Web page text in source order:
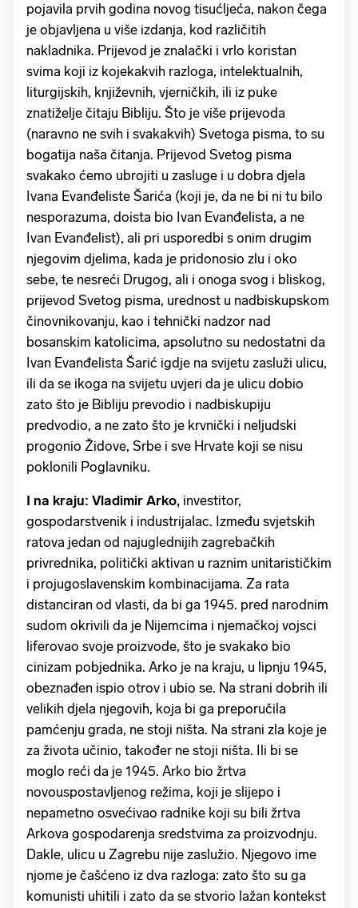
pojavila prvih godina novog tisućljeća, nakon čega
je objavljena u više izdanja, kod različitih
nakladnika. Prijevod je znalački i vrlo koristan
svima koji iz kojekakvih razloga, intelektualnih,
liturgijskih, književnih, vjerničkih, ili iz puke
znatiželje čitaju Bibliju. Što je više prijevoda
(naravno ne svih i svakakvih) Svetoga pisma, to su
bogatija naša čitanja. Prijevod Svetog pisma
svakako ćemo ubrojiti u zasluge i u dobra djela
Ivana Evanđeliste Šarića (koji je, da ne bi ni tu bilo
nesporazuma, doista bio Ivan Evanđelista, a ne
Ivan Evanđelist), ali pri usporedbi s onim drugim
njegovim djelima, kada je pridonosio zlu i oko
sebe, te nesreći Drugog, ali i onoga svog i bliskog,
prijevod Svetog pisma, urednost u nadbiskupskom
činovnikovanju, kao i tehnički nadzor nad
bosanskim katolicima, apsolutno su nedostatni da
Ivan Evanđelista Šarić igdje na svijetu zasluži ulicu,
ili da se ikoga na svijetu uvjeri da je ulicu dobio
zato što je Bibliju prevodio i nadbiskupiju
predvodio, a ne zato što je krvnički i neljudski
progonio Židove, Srbe i sve Hrvate koji se nisu
poklonili Poglavniku.
I na kraju: Vladimir Arko, investitor,
gospodarstvenik i industrijalac. Između svjetskih
ratova jedan od najuglednijih zagrebačkih
privrednika, politički aktivan u raznim unitarističkim
i projugoslavenskim kombinacijama. Za rata
distanciran od vlasti, da bi ga 1945. pred narodnim
sudom okrivili da je Nijemcima i njemačkoj vojsci
liferovao svoje proizvode, što je svakako bio
cinizam pobjednika. Arko je na kraju, u lipnju 1945,
obeznađen ispio otrov i ubio se. Na strani dobrih ili
velikih djela njegovih, koja bi ga preporučila
pamćenju grada, ne stoji ništa. Na strani zla koje je
za života učinio, također ne stoji ništa. Ili bi se
moglo reći da je 1945. Arko bio žrtva
novouspostavljenog režima, koji je slijepo i
nepametno osvećivao radnike koji su bili žrtva
Arkova gospodarenja sredstvima za proizvodnju.
Dakle, ulicu u Zagrebu nije zaslužio. Njegovo ime
njome je čašćeno iz dva razloga: zato što su ga
komunisti uhitili i zato da se stvorio lažan kontekst